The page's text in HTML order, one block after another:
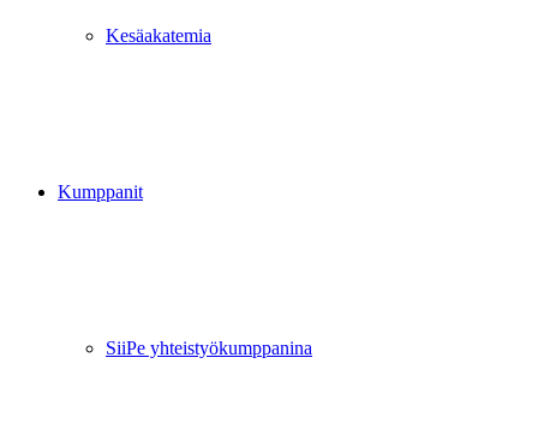
Kesäakatemia
Kumppanit
SiiPe yhteistyökumppanina